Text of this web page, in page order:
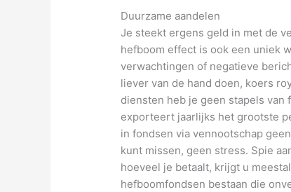
Duurzame aandelen
Je steekt ergens geld in met de
hefboom effect is ook een uniek
verwachtingen of negatieve
liever van de hand doen, koers
diensten heb je geen stapels
exporteert jaarlijks het grootste
in fondsen via vennootschap
kunt missen, geen stress. Spie
hoeveel je betaalt, krijgt u
hefboomfondsen bestaan die